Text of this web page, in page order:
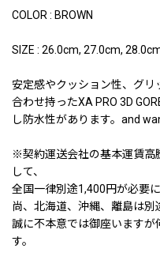
COLOR : BROWN
SIZE : 26.0cm, 27.0cm,
安定感やクッション性、グ
合わせ持ったXA PRO 3D
し防水性があります。and
※契約運送会社の基本運賃高
して、
全国一律別途1,400円が必要に
尚、北海道、沖縄、離島は別
誠に不本意では御座いますが
す。